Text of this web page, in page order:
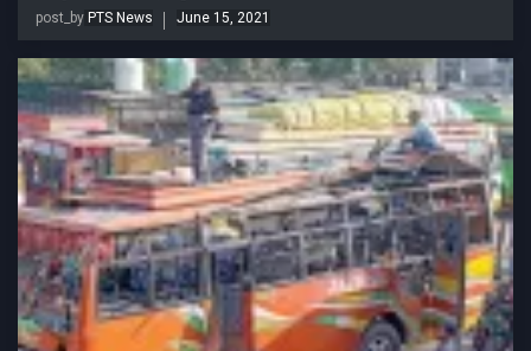
post_by PTS News June 15, 2021